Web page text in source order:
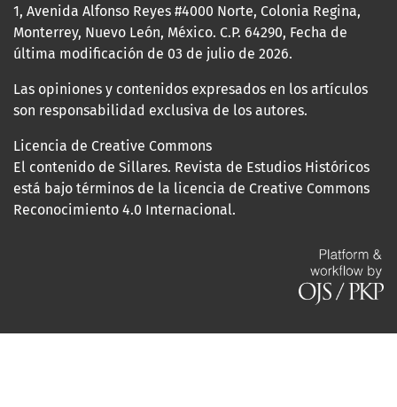
1, Avenida Alfonso Reyes #4000 Norte, Colonia Regina,
Monterrey, Nuevo León, México. C.P. 64290, Fecha de
última modificación de 03 de julio de 2026.
Las opiniones y contenidos expresados en los artículos
son responsabilidad exclusiva de los autores.
Licencia de Creative Commons
El contenido de Sillares. Revista de Estudios Históricos
está bajo términos de la licencia de Creative Commons
Reconocimiento 4.0 Internacional.